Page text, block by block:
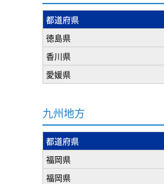
都道府県
徳島県
香川県
愛媛県
九州地方
都道府県
福岡県
福岡県